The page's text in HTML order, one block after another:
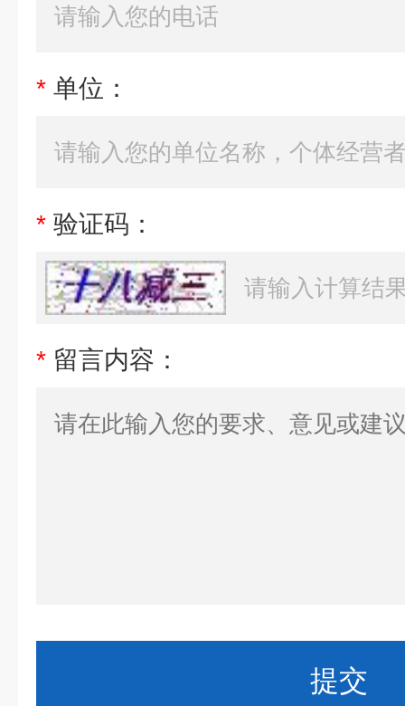
* 单位：
* 验证码：
* 留言内容：